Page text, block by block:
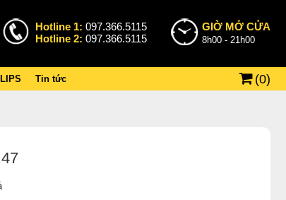
Hotline 1: 097.366.5115
Hotline 2: 097.366.5115
GIỜ MỞ CỬA
8h00 - 21h00
Tin tức (0)